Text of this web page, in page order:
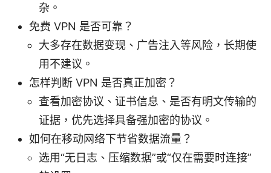
杂。
免费 VPN 是否可靠？
大多存在数据变现、广告注入等风险，长期使
用不建议。
怎样判断 VPN 是否真正加密？
查看加密协议、证书信息、是否有明文传输的
证据，优先选择具备强加密的协议。
如何在移动网络下节省数据流量？
选用“无日志、压缩数据”或“仅在需要时连接”